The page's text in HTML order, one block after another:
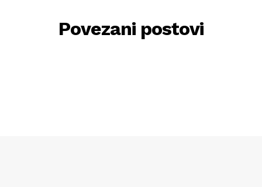
Povezani postovi